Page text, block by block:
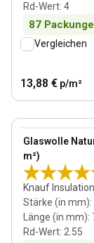
Rd-Wert: 4
87
Vergleichen
13,88 € p/m²
Glaswolle
m²)
Knauf Insulation
Stärke (in mm):
Länge (in mm):
Rd-Wert: 2.55
View product